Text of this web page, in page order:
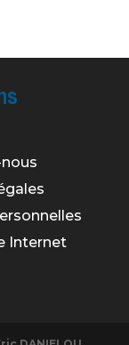
Internet